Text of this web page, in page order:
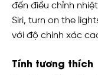
đến điều chỉnh
Siri, turn on the
với độ chính xác
Tính tương thích